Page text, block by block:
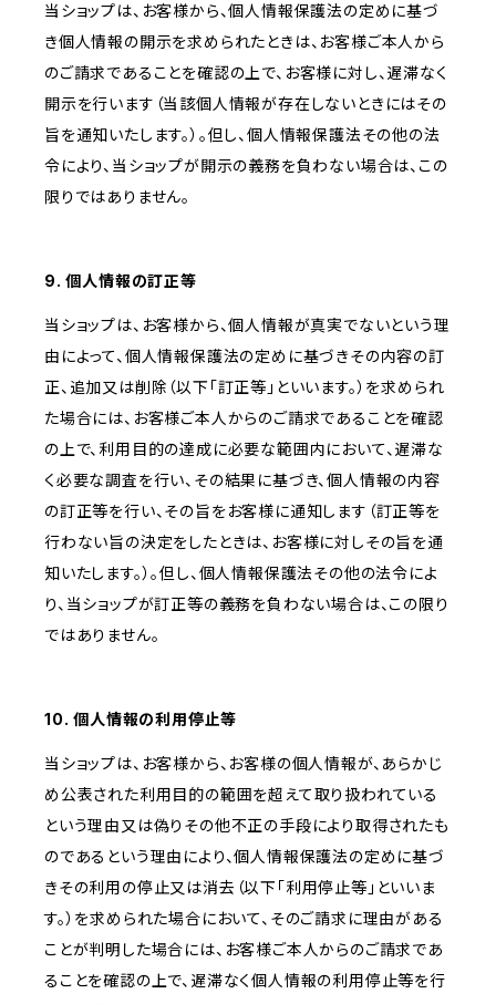
当ショップは、お客様から、個人情報保護法の定めに基づ
き個人情報の開示を求められたときは、お客様ご本人から
のご請求であることを確認の上で、お客様に対し、遅滞なく
開示を行います（当該個人情報が存在しないときにはその
旨を通知いたします。）。但し、個人情報保護法その他の法
令により、当ショップが開示の義務を負わない場合は、この
限りではありません。
9. 個人情報の訂正等
当ショップは、お客様から、個人情報が真実でないという理
由によって、個人情報保護法の定めに基づきその内容の訂
正、追加又は削除（以下「訂正等」といいます。）を求められ
た場合には、お客様ご本人からのご請求であることを確認
の上で、利用目的の達成に必要な範囲内において、遅滞な
く必要な調査を行い、その結果に基づき、個人情報の内容
の訂正等を行い、その旨をお客様に通知します（訂正等を
行わない旨の決定をしたときは、お客様に対しその旨を通
知いたします。）。但し、個人情報保護法その他の法令によ
り、当ショップが訂正等の義務を負わない場合は、この限り
ではありません。
10. 個人情報の利用停止等
当ショップは、お客様から、お客様の個人情報が、あらかじ
め公表された利用目的の範囲を超えて取り扱われている
という理由又は偽りその他不正の手段により取得されたも
のであるという理由により、個人情報保護法の定めに基づ
きその利用の停止又は消去（以下「利用停止等」といいま
す。）を求められた場合において、そのご請求に理由がある
ことが判明した場合には、お客様ご本人からのご請求であ
ることを確認の上で、遅滞なく個人情報の利用停止等を行